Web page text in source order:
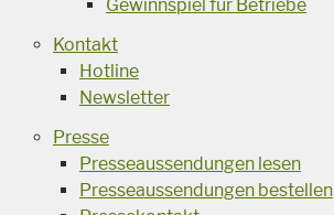
Gewinnspiel für Betriebe
Kontakt
Hotline
Newsletter
Presse
Presseaussendungen lesen
Presseaussendungen bestellen